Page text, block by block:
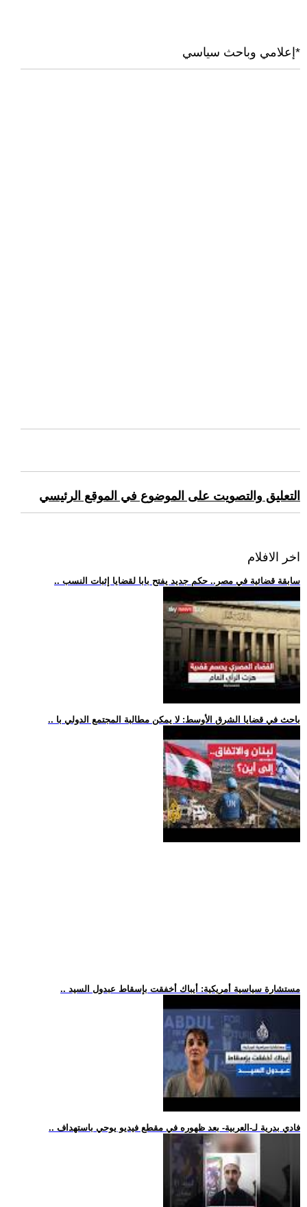
*إعلامي وباحث سياسي
التعليق والتصويت على الموضوع في الموقع الرئيسي
اخر الافلام
.. سابقة قضائية في مصر.. حكم جديد يفتح بابا لقضايا إثبات النسب
.. باحث في قضايا الشرق الأوسط: لا يمكن مطالبة المجتمع الدولي با
.. مستشارة سياسية أمريكية: أيباك أخفقت بإسقاط عبدول السيد
.. فادي بدرية لـ-العربية- بعد ظهوره في مقطع فيديو يوحي باستهداف